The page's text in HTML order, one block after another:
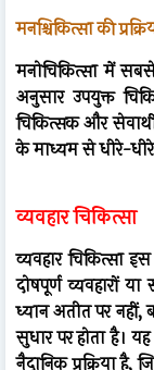
मनश्चिकित्सा की
मनोचिकित्सा में
अनुसार उपयुक्त
चिकित्सक और
के माध्यम से धीरे-
व्यवहार चिकित्सा
व्यवहार चिकित्सा
दोषपूर्ण व्यवहारों
ध्यान अतीत पर नहीं,
सुधार पर होता है।
नैदानिक प्रक्रिया है,